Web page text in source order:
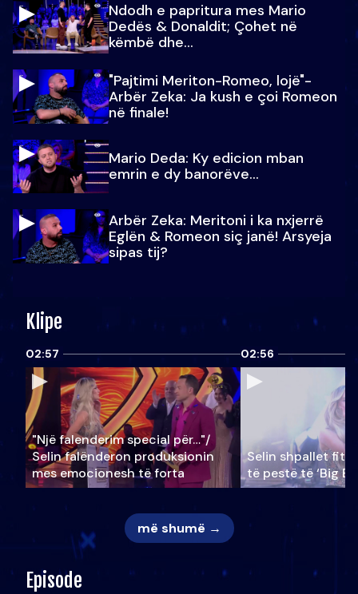
Ndodh e papritura mes Mario
Dedës & Donaldit; Çohet në
këmbë dhe...
"Pajtimi Meriton-Romeo, lojë"-
Arbër Zeka: Ja kush e çoi Romeon
në finale!
Mario Deda: Ky edicion mban
emrin e dy banorëve...
Arbër Zeka: Meritoni i ka nxjerrë
Eglën & Romeon siç janë! Arsyeja
sipas tij?
Klipe
02:57
"Një falenderim special për…"/
Selin falënderon produksionin
mes emocionesh të forta
02:56
Selin shpallet
të pestë të ‘Big
më shumë →
Episode